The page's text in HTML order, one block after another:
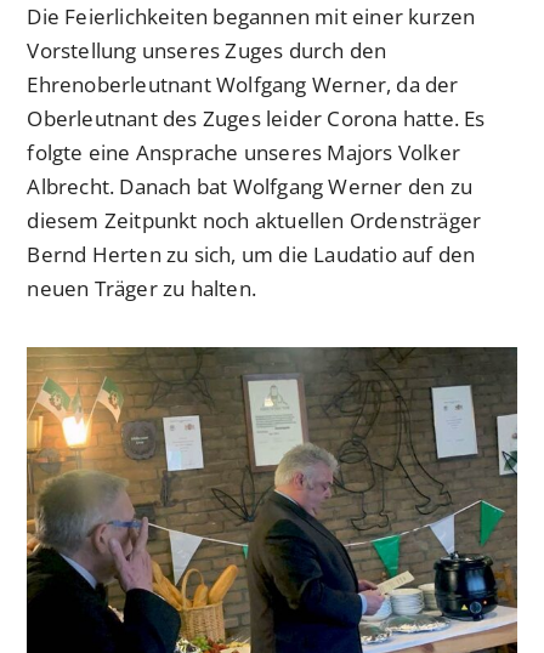
Die Feierlichkeiten begannen mit einer kurzen
Vorstellung unseres Zuges durch den
Ehrenoberleutnant Wolfgang Werner, da der
Oberleutnant des Zuges leider Corona hatte. Es
folgte eine Ansprache unseres Majors Volker
Albrecht. Danach bat Wolfgang Werner den zu
diesem Zeitpunkt noch aktuellen Ordensträger
Bernd Herten zu sich, um die Laudatio auf den
neuen Träger zu halten.